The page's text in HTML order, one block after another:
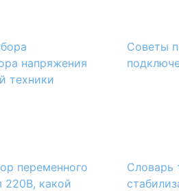
напряжения
техники
Советы
переменного
220В, какой
Словарь